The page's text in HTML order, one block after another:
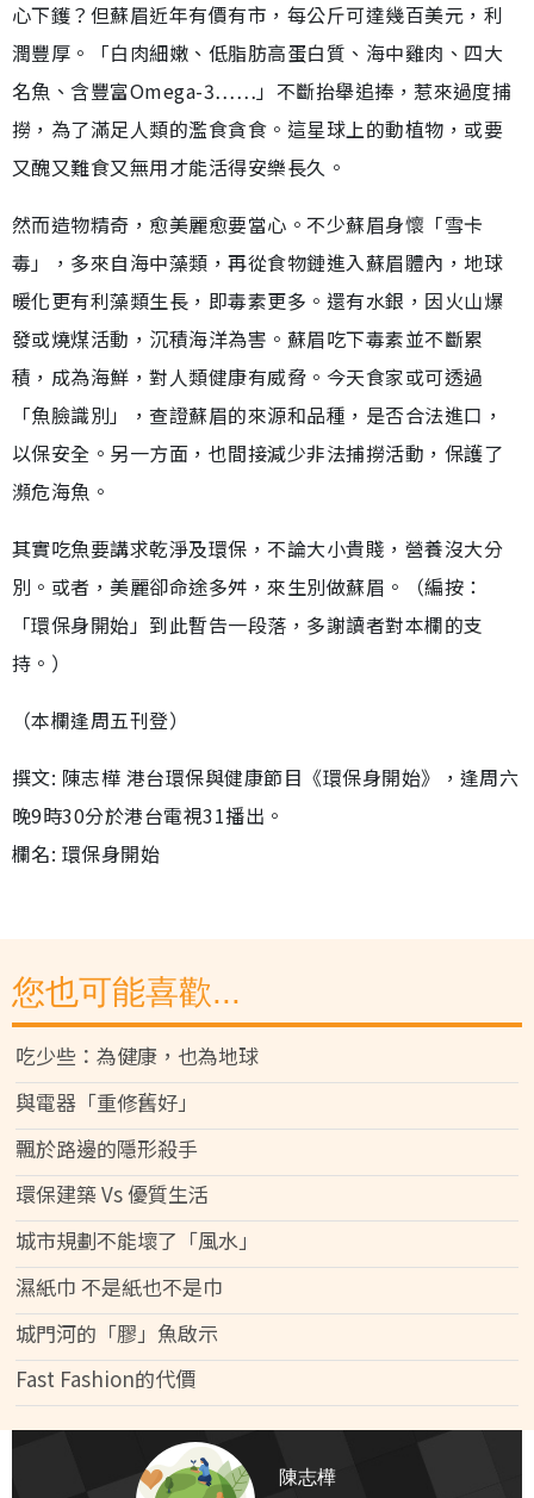
心下鑊？但蘇眉近年有價有市，每公斤可達幾百美元，利
潤豐厚。「白肉細嫩、低脂肪高蛋白質、海中雞肉、四大
名魚、含豐富Omega-3……」不斷抬舉追捧，惹來過度捕
撈，為了滿足人類的濫食貪食。這星球上的動植物，或要
又醜又難食又無用才能活得安樂長久。
然而造物精奇，愈美麗愈要當心。不少蘇眉身懷「雪卡
毒」，多來自海中藻類，再從食物鏈進入蘇眉體內，地球
暖化更有利藻類生長，即毒素更多。還有水銀，因火山爆
發或燒煤活動，沉積海洋為害。蘇眉吃下毒素並不斷累
積，成為海鮮，對人類健康有威脅。今天食家或可透過
「魚臉識別」，查證蘇眉的來源和品種，是否合法進口，
以保安全。另一方面，也間接減少非法捕撈活動，保護了
瀕危海魚。
其實吃魚要講求乾淨及環保，不論大小貴賤，營養沒大分
別。或者，美麗卻命途多舛，來生別做蘇眉。（編按：
「環保身開始」到此暫告一段落，多謝讀者對本欄的支
持。）
（本欄逢周五刊登）
撰文: 陳志樺 港台環保與健康節目《環保身開始》，逢周六
晚9時30分於港台電視31播出。
欄名: 環保身開始
您也可能喜歡...
吃少些：為健康，也為地球
與電器「重修舊好」
飄於路邊的隱形殺手
環保建築 Vs 優質生活
城市規劃不能壞了「風水」
濕紙巾 不是紙也不是巾
城門河的「膠」魚啟示
Fast Fashion的代價
陳志樺